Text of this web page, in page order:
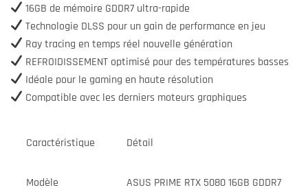
16GB de mémoire GDDR7 ultra-rapide
Technologie DLSS pour un gain de performance en jeu
Ray tracing en temps réel nouvelle génération
REFROIDISSEMENT optimisé pour des températures basses
Idéale pour le gaming en haute résolution
Compatible avec les derniers moteurs graphiques
Caractéristique Détail
Modèle
ASUS PRIME RTX 5080 16GB GDDR7